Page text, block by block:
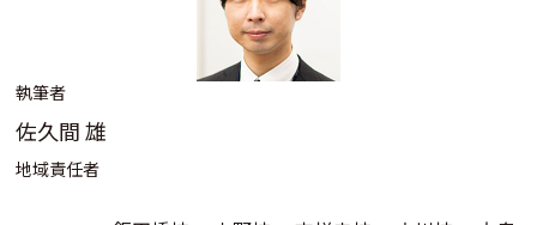
執筆者
佐久間 雄
地域責任者